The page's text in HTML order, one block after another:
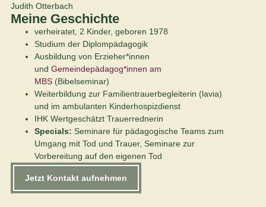
Judith Otterbach
Meine Geschichte
verheiratet, 2 Kinder, geboren 1978
Studium der Diplompädagogik
Ausbildung von Erzieher*innen
und Gemeindepädagog*innen am
MBS(Bibelseminar)
Weiterbildung zur Familientrauerbegleiterin (lavia)
und im ambulanten Kinderhospizdienst
IHK Wertgeschätzt Trauerrednerin
Specials: Seminare für pädagogische Teams zum
Umgang mit Tod und Trauer, Seminare zur
Vorbereitung auf den eigenen Tod
Jetzt Kontakt aufnehmen